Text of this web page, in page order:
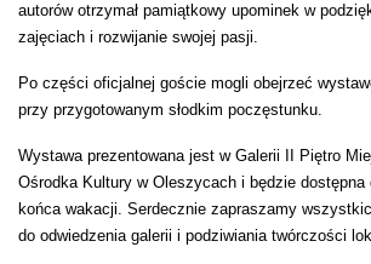
autorów otrzymał pamiątkowy upominek w
zajęciach i rozwijanie swojej pasji.
Po części oficjalnej goście mogli obejrzeć
przy przygotowanym słodkim poczęstunku.
Wystawa prezentowana jest w Galerii II Piętro
Ośrodka Kultury w Oleszycach i będzie
końca wakacji. Serdecznie zapraszamy
do odwiedzenia galerii i podziwiania twórczości